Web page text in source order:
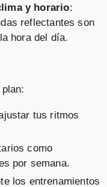
y horario:
reflectantes son
hora del día.
tus ritmos
como
por semana.
los entrenamientos